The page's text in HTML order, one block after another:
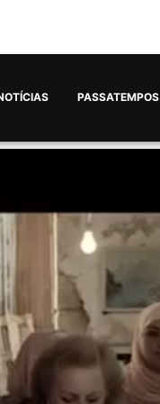
PASSATEMPOS